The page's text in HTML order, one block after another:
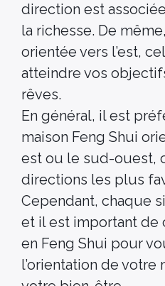
direction est
la richesse. De
orientée vers l’est,
atteindre vos
rêves.
En général, il est
maison Feng Shui
est ou le sud-ouest,
directions les plus
Cependant, chaque
et il est important de
en Feng Shui pour
l’orientation de votre